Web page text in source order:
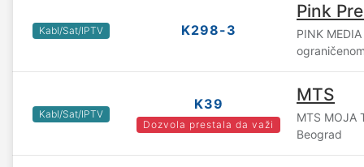
Kabl/Sat/IPTV K298-3
Pink
PINK
Kabl/Sat/IPTV
K39
Dozvola prestala da važi
MTS
MTS MOJA
Beograd